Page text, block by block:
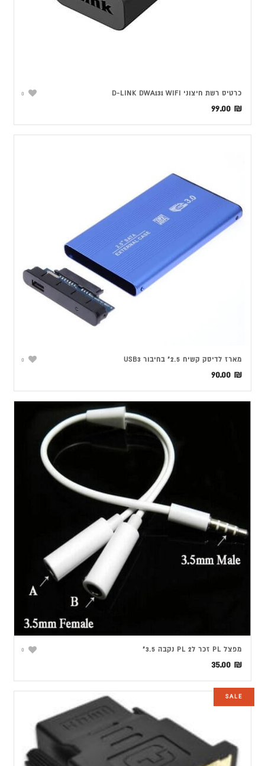
0 כרטיס רשת ‏חיצוני D-LINK DWA131 WIFI
99.00 ₪
0 מארז לדיסק קשיח 2.5" בחיבור USB3
90.00 ₪
0 מפצל PL זכר ל2 PL נקבה 3.5"
35.00 ₪
SALE